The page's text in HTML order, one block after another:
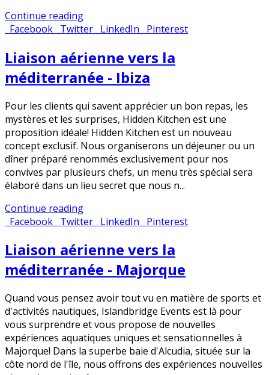
Continue reading
Facebook Twitter LinkedIn Pinterest
Liaison aérienne vers la
méditerranée - Ibiza
Pour les clients qui savent apprécier un bon repas, les
mystères et les surprises, Hidden Kitchen est une
proposition idéale! Hidden Kitchen est un nouveau
concept exclusif. Nous organiserons un déjeuner ou un
dîner préparé renommés exclusivement pour nos
convives par plusieurs chefs, un menu très spécial sera
élaboré dans un lieu secret que nous n...
Continue reading
Facebook Twitter LinkedIn Pinterest
Liaison aérienne vers la
méditerranée - Majorque
Quand vous pensez avoir tout vu en matière de sports et
d'activités nautiques, Islandbridge Events est là pour
vous surprendre et vous propose de nouvelles
expériences aquatiques uniques et sensationnelles à
Majorque! Dans la superbe baie d'Alcudia, située sur la
côte nord de l'île, nous offrons des expériences nouvelles